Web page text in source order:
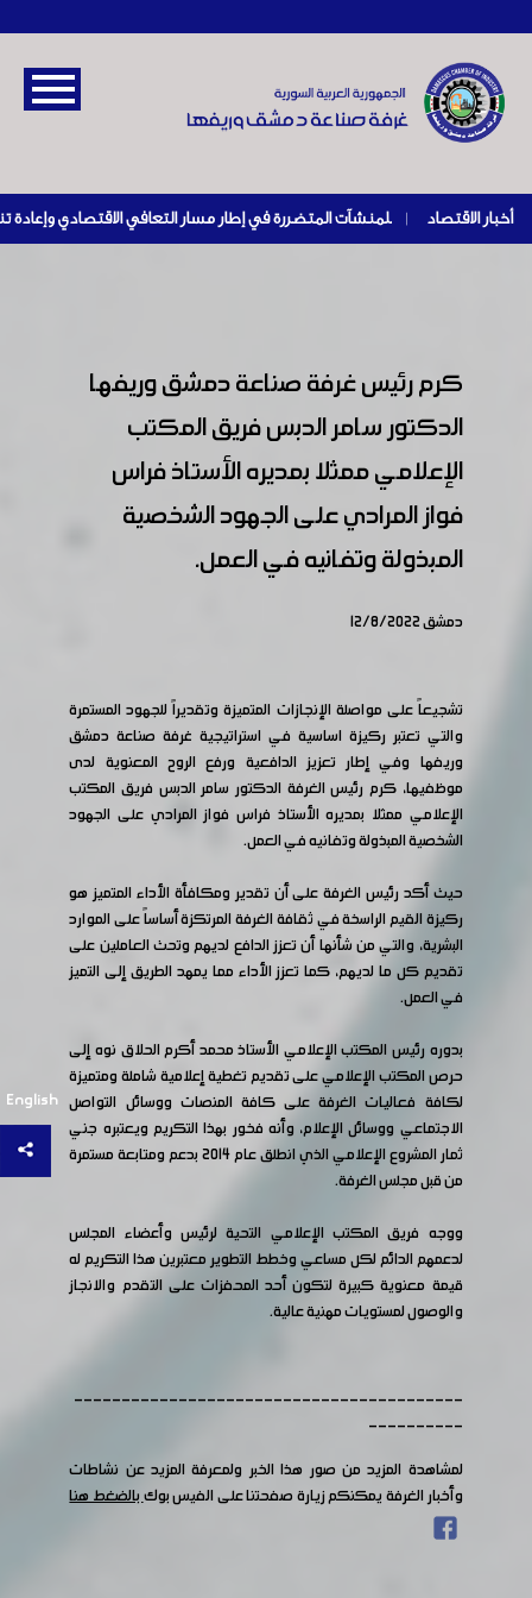
أخبار الاقتصاد |
English
كرم رئيس غرفة صناعة دمشق وريفها
الدكتور سامر الدبس فريق المكتب
الإعلامي ممثلا بمديره الأستاذ فراس
فواز المرادي على الجهود الشخصية
المبذولة وتفانيه في العمل.
دمشق 12/8/2022
تشجيعاً على مواصلة الإنجازات المتميزة وتقديراً للجهود المستمرة
والتي تعتبر ركيزة اساسية في استراتيجية غرفة صناعة دمشق
وريفها وفي إطار تعزيز الدافعية ورفع الروح المعنوية لدى
موظفيها، كرم رئيس الغرفة الدكتور سامر الدبس فريق المكتب
الإعلامي ممثلا بمديره الأستاذ فراس فواز المرادي على الجهود
الشخصية المبذولة وتفانيه في العمل.
حيث أكد رئيس الغرفة على أن تقدير ومكافأة الأداء المتميز هو
ركيزة القيم الراسخة في ثقافة الغرفة المرتكزة أساساً على الموارد
البشرية، والتي من شأنها أن تعزز الدافع لديهم وتحث العاملين على
تقديم كل ما لديهم، كما تعزز الأداء مما يمهد الطريق إلى التميز
في العمل.
بدوره رئيس المكتب الإعلامي الأستاذ محمد أكرم الحلاق نوه إلى
حرص المكتب الإعلامي على تقديم تغطية إعلامية شاملة ومتميزة
لكافة فعاليات الغرفة على كافة المنصات ووسائل التواصل
الاجتماعي ووسائل الإعلام، وأنه فخور بهذا التكريم ويعتبره جني
ثمار المشروع الإعلامي الذي انطلق عام 2014 بدعم ومتابعة مستمرة
من قبل مجلس الغرفة.
ووجه فريق المكتب الإعلامي التحية لرئيس وأعضاء المجلس
لدعمهم الدائم لكل مساعي وخطط التطوير معتبرين هذا التكريم له
قيمة معنوية كبيرة لتكون أحد المحفزات على التقدم والانجاز
والوصول لمستويات مهنية عالية.
-----------------------------------------
----------
لمشاهدة المزيد من صور هذا الخبر ولمعرفة المزيد عن نشاطات
وأخبار الغرفة يمكنكم زيارة صفحتنا على الفيس بوكبالضغط هنا